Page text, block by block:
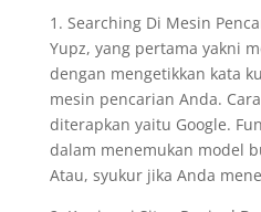
1. Searching Di Mesin
Yupz, yang pertama yakni
dengan mengetikkan kata
mesin pencarian Anda.
diterapkan yaitu Google.
dalam menemukan model
Atau, syukur jika Anda